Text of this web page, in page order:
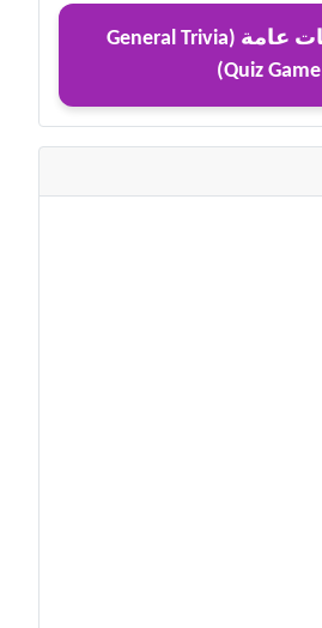
لعبة معلومات عامة (General Trivia
Quiz Game)